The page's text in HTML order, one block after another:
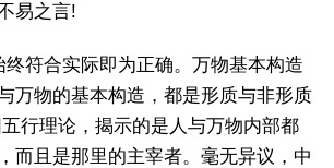
易之言!
终符合实际即为正确。万物基本构造
万物的基本构造，都是形质与非形质
行理论，揭示的是人与万物内部都
而且是那里的主宰者。毫无异议，中